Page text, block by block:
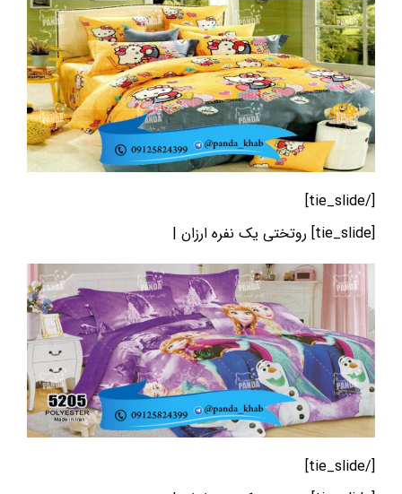
[/tie_slide]
[tie_slide] روتختی یک نفره ارزان |
[/tie_slide]